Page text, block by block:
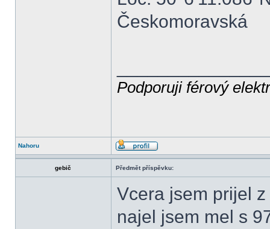
Českomoravská
Podporuji férový
Nahoru
gebič Předmět příspěvku:
Vcera jsem prijel
najel jsem mel s